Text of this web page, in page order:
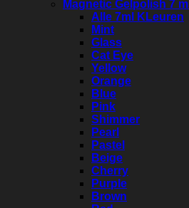
Magnetic Gelpolish 7 ml
Alle 7ml KLeuren
Mint
Glass
Cat Eye
Yellow
Orange
Blue
Pink
Shimmer
Pearl
Pastel
Beige
Cherry
Purple
Brown